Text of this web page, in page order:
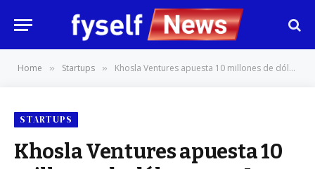
Home » Startups » Khosla Ventures apuesta 10 millones de dólares por Ian Crosby, cuya primera startup, Bench, quebró
STARTUPS
Khosla Ventures apuesta 10